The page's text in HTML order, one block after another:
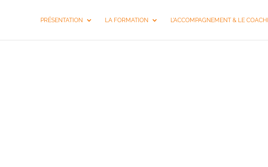
PRÉSENTATION LA FORMATION L’ACCOMPAGNEMENT & LE